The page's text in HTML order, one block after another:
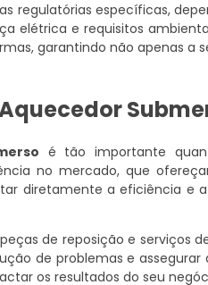
regulatórias específicas,
elétrica e requisitos
garantindo não apenas a
é tão importante
no mercado, que
diretamente a eficiência e
de reposição e serviços
de problemas e assegurar
os resultados do seu